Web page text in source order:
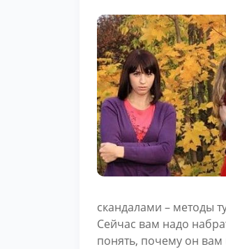
скандалами – методы
Сейчас вам надо
понять, почему он вам